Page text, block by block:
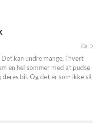
0
kan undre mange, i hvert
en hel sommer med at pudse
bil. Og det er som ikke så